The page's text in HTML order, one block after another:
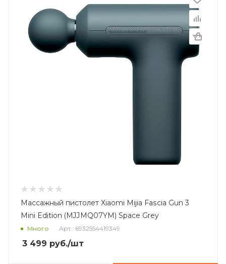
Массажный пистолет Xiaomi Mijia Fascia Gun 3
Mini Edition (MJJMQ07YM) Space Grey
Много Арт.: 6932554419349
3 499 руб./шт